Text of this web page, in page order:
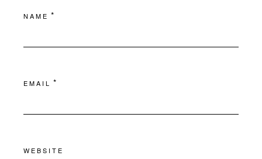
NAME *
EMAIL *
WEBSITE